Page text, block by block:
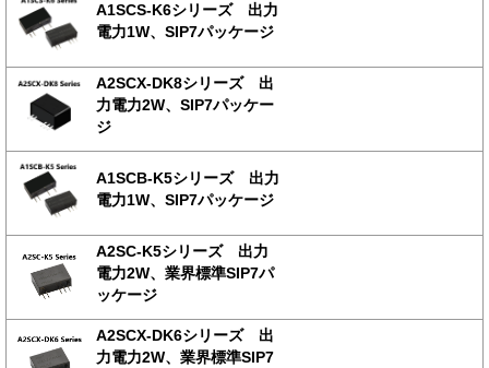
A1SCS-K6シリーズ 出力
電力1W、SIP7パッケージ
A2SCX-DK8シリーズ 出
力電力2W、SIP7パッケー
ジ
A1SCB-K5シリーズ 出力
電力1W、SIP7パッケージ
A2SC-K5シリーズ 出力
電力2W、業界標準SIP7パ
ッケージ
A2SCX-DK6シリーズ 出
力電力2W、業界標準SIP7